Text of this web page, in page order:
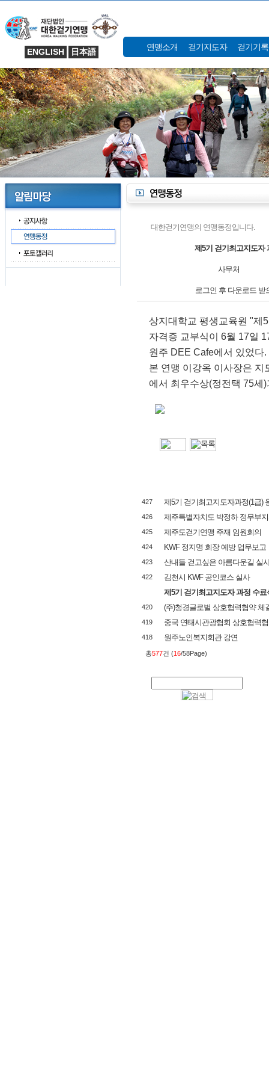
ENGLISH 日本語 연맹소개 걷기지도자 걷기기
대한걷기연맹의 연맹동정입니다.
제5기 걷기최고지도자
사무처
로그인 후 다운로드 받
상지대학교 평생교육원 "제
자격증 교부식이 6월 17일
원주 DEE Cafe에서 있었다.
본 연맹 이강옥 이사장은
에서 최우수상(정전택 75세
427 제5기 걷기최고지도자과정(1급)
426 제주특별자치도 박정하 정무부
425 제주도걷기연맹 주재 임원회의
424 KWF 정지명 회장 예방 업무보고
423 산내들 걷고싶은 아름다운길 실
422
김천시 KWF 공인코스 실사
제5기 걷기최고지도자 과정 수료
420 (주)청경글로벌 상호협력협약 체
419 중국 연태시관광협회 상호협력
418 원주노인복지회관 강연
총577건 (16/58Page)